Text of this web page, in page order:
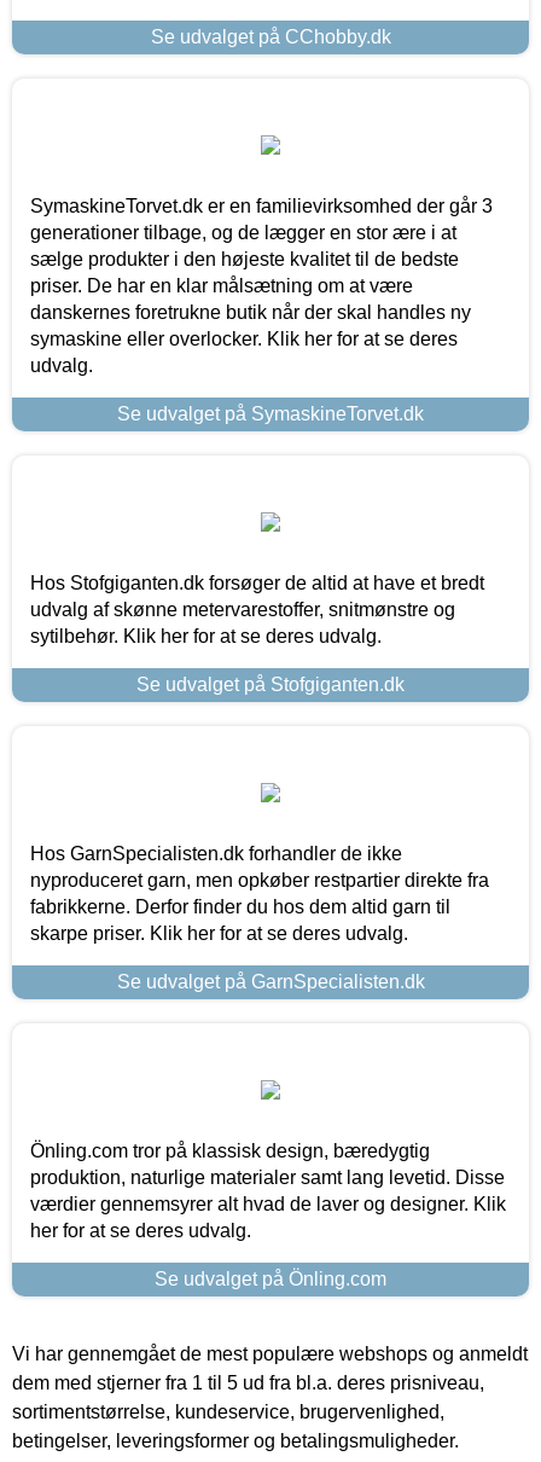
Se udvalget på CChobby.dk
SymaskineTorvet.dk er en familievirksomhed der går 3
generationer tilbage, og de lægger en stor ære i at
sælge produkter i den højeste kvalitet til de bedste
priser. De har en klar målsætning om at være
danskernes foretrukne butik når der skal handles ny
symaskine eller overlocker. Klik her for at se deres
udvalg.
Se udvalget på SymaskineTorvet.dk
Hos Stofgiganten.dk forsøger de altid at have et bredt
udvalg af skønne metervarestoffer, snitmønstre og
sytilbehør. Klik her for at se deres udvalg.
Se udvalget på Stofgiganten.dk
Hos GarnSpecialisten.dk forhandler de ikke
nyproduceret garn, men opkøber restpartier direkte fra
fabrikkerne. Derfor finder du hos dem altid garn til
skarpe priser. Klik her for at se deres udvalg.
Se udvalget på GarnSpecialisten.dk
Önling.com tror på klassisk design, bæredygtig
produktion, naturlige materialer samt lang levetid. Disse
værdier gennemsyrer alt hvad de laver og designer. Klik
her for at se deres udvalg.
Se udvalget på Önling.com
Vi har gennemgået de mest populære webshops og anmeldt
dem med stjerner fra 1 til 5 ud fra bl.a. deres prisniveau,
sortimentstørrelse, kundeservice, brugervenlighed,
betingelser, leveringsformer og betalingsmuligheder.